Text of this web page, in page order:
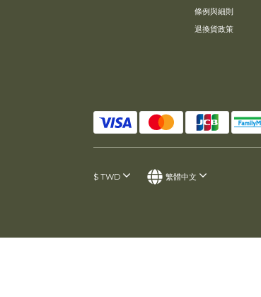
條例與細則
退換貨政策
$ TWD 繁體中文